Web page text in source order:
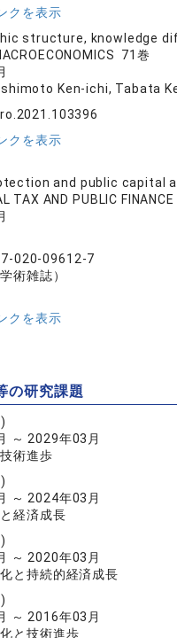
クを表示
structure, knowledge
71巻
Ken-ichi, Tabata
クを表示
and public capital
TAX AND PUBLIC
020-09612-7
術雑誌）
クを表示
の研究課題
～ 2029年03月
術進歩
～ 2024年03月
経済成長
～ 2020年03月
と持続的経済成長
～ 2016年03月
と技術進歩